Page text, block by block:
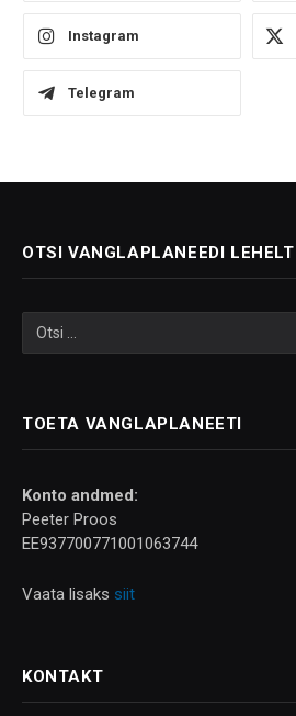
Instagram
Telegram
OTSI VANGLAPLANEEDI LEHELT
TOETA VANGLAPLANEETI
Konto andmed:
Peeter Proos
EE937700771001063744
Vaata lisaks siit
KONTAKT